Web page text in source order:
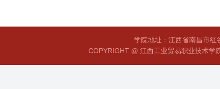
学院地址：江西省南昌市
COPYRIGHT @ 江西工业贸易职业技术